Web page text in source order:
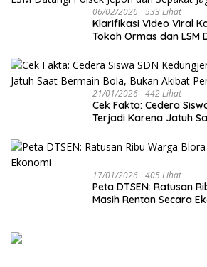
06/02/2026 533 Lihat
‎Klarifikasi Video Viral
Tokoh Ormas dan LSM
21/01/2026 442 Lihat
Cek Fakta: Cedera
Terjadi Karena Jatuh
17/01/2026 405 Lihat
‎Peta DTSEN: Ratusan
Masih Rentan Secara